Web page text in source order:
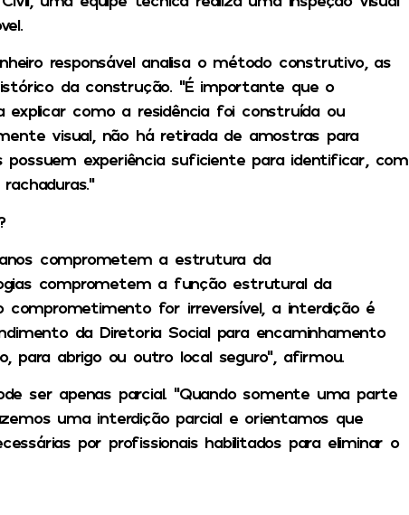
responsável analisa o método construtivo, as
da construção. “É importante que o
como a residência foi construída ou
visual, não há retirada de amostras para
possuem experiência suficiente para identificar, com
comprometem a estrutura da
comprometem a função estrutural da
comprometimento for irreversível, a interdição é
da Diretoria Social para encaminhamento
para abrigo ou outro local seguro”, afirmou.
ser apenas parcial. “Quando somente uma parte
uma interdição parcial e orientamos que
por profissionais habilitados para eliminar o